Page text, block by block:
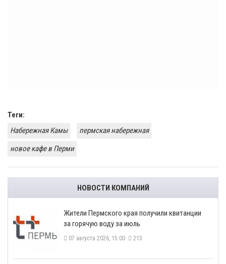
Теги:
Набережная Камы
пермская набережная
новое кафе в Перми
НОВОСТИ КОМПАНИЙ
​Жители Пермского края получили квитанции
за горячую воду за июль
07 августа 2026, 15:00 213